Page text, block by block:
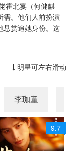
霍北宴（何健麒
需。他们人前扮演
赏追她身份。这
明星可左右滑动
李珈童
9.7